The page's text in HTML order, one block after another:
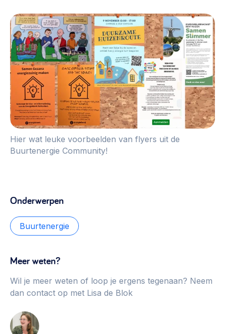
Hier wat leuke voorbeelden van flyers uit de
Buurtenergie Community!
Onderwerpen
Buurtenergie
Meer weten?
Wil je meer weten of loop je ergens tegenaan? Neem
dan contact op met Lisa de Blok